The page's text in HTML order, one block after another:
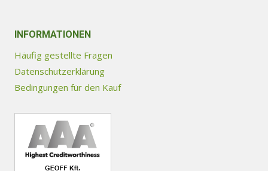
INFORMATIONEN
Häufig gestellte Fragen
Datenschutzerklärung
Bedingungen für den Kauf